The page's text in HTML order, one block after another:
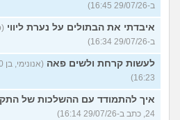
ב-29/07/26 16:45)
איבדתי את הבתולים על נערת ליווי
ב-29/07/26 16:34)
לעשות קרחת ולשים פאה
16:23)
איך להתמודד עם ההשלכות של
24, כתב ב-29/07/26 16:14)